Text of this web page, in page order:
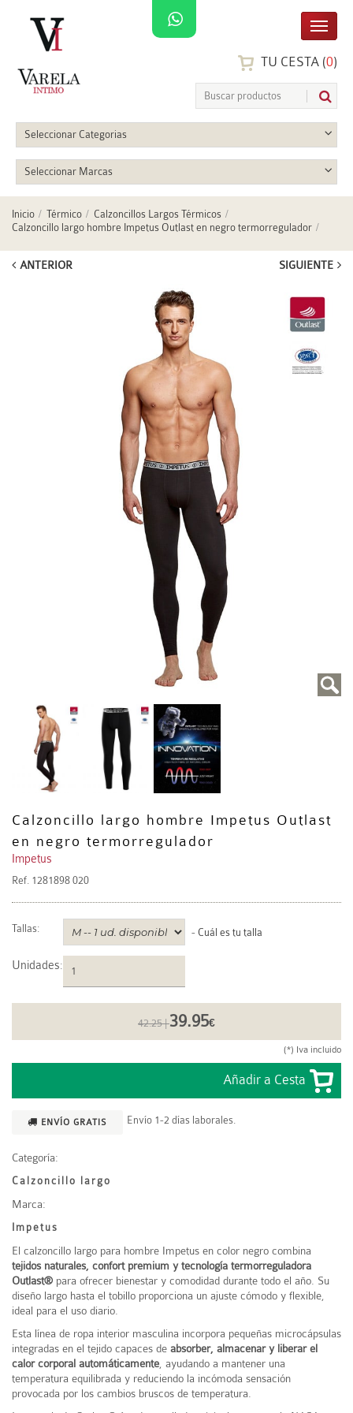
TU CESTA (0)
Seleccionar Categorias
Seleccionar Marcas
Inicio Térmico
Calzoncillos Largos Térmicos
Calzoncillo largo hombre Impetus Outlast en negro termorregulador
ANTERIOR SIGUIENTE
Calzoncillo largo hombre Impetus Outlast
en negro termorregulador
Impetus
Ref. 1281898 020
Tallas: - Cuál es tu talla
Unidades:
42.25 |39.95€
(*) Iva incluido
ENVÍO GRATIS Envío 1-2 días laborales.
Categoría:
Calzoncillo largo
Marca:
Impetus
El calzoncillo largo para hombre Impetus en color negro combina
tejidos naturales, confort premium y tecnología termorreguladora
Outlast® para ofrecer bienestar y comodidad durante todo el año. Su
diseño largo hasta el tobillo proporciona un ajuste cómodo y flexible,
ideal para el uso diario.
Esta línea de ropa interior masculina incorpora pequeñas microcápsulas
integradas en el tejido capaces de absorber, almacenar y liberar el
calor corporal automáticamente , ayudando a mantener una
temperatura equilibrada y reduciendo la incómoda sensación
provocada por los cambios bruscos de temperatura.